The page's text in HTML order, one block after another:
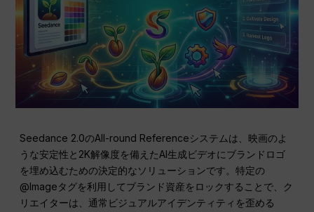
Seedance 2.0のAll-round Referenceシステムは、映画のよ
うな安定性と2K解像度を備えたAI生成ビデオにブランドロゴ
を埋め込むための決定的なソリューションです。特定の
@Imageタグを利用してブランド資産をロックすることで、ク
リエイターは、通常ビジュアルアイデンティティを歪める